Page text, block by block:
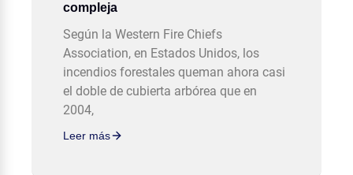
compleja
Según la Western Fire Chiefs
Association, en Estados Unidos, los
incendios forestales queman ahora casi
el doble de cubierta arbórea que en
2004,
Leer más